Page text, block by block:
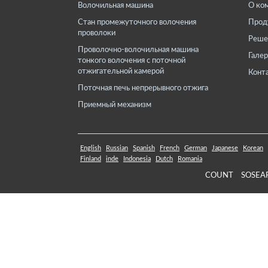
Волочильная машина
Стан промежуточного волочения
проволоки
Проволочно-волочильная машина
тонкого волочения с поточной
отжигательной камерой
Поточная печь непрерывного отжига
Приемный механизм
О
English Russian Spanish French German Japanese
Korean
Finland
inde Indonesia Dutch Romania
COUNT